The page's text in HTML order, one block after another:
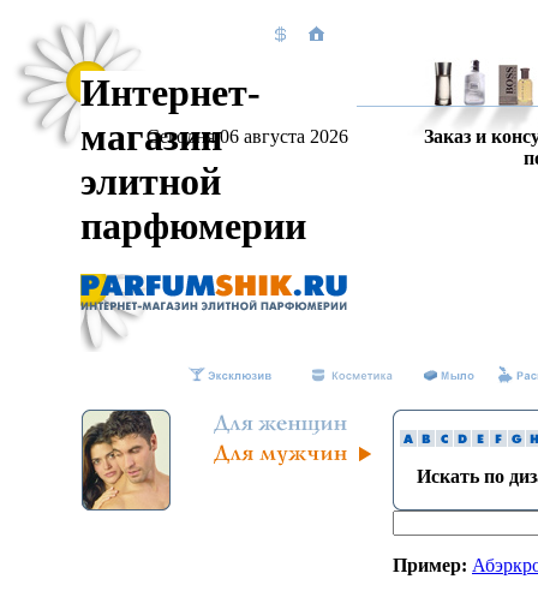
Интернет-
магазин
элитной
парфюмерии
Сегодня 06 августа 2026
Заказ и
Искать по
Пример: